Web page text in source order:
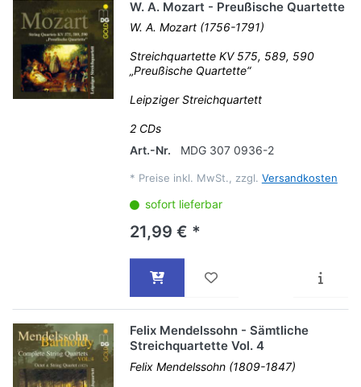
W. A. Mozart - Preußische Quartette
W. A. Mozart (1756-1791)
Streichquartette KV 575, 589, 590
„Preußische Quartette“
Leipziger Streichquartett
2 CDs
Art.-Nr.
MDG 307 0936-2
* Preise inkl. MwSt., zzgl. Versandkosten
sofort lieferbar
21,99 € *
Felix Mendelssohn - Sämtliche
Streichquartette Vol. 4
Felix Mendelssohn (1809-1847)